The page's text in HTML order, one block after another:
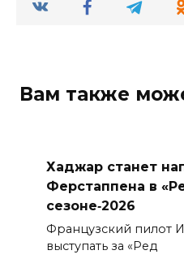
Вам также
Хаджар станет
Ферстаппена в
сезоне‑2026
Французский пилот
выступать за «Ред